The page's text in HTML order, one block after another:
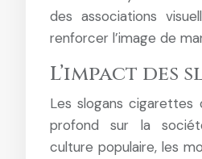
des associations
renforcer l’image de
L’impact des
Les slogans
profond sur la
culture populaire, les